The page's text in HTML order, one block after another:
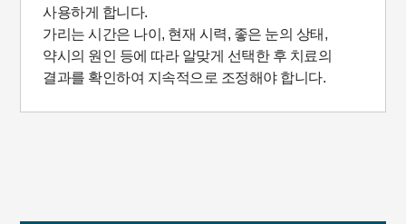
사용하게 합니다.
가리는 시간은 나이, 현재 시력, 좋은 눈의 상태,
약시의 원인 등에 따라 알맞게 선택한 후 치료의
결과를 확인하여 지속적으로 조정해야 합니다.